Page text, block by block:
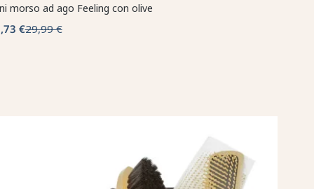
morso ad ago Feeling con olive
€29,99 €